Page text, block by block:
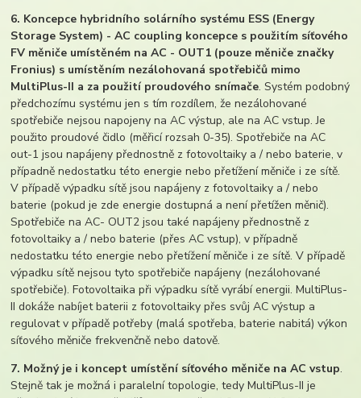
6. Koncepce hybridního solárního systému ESS (Energy
Storage System) - AC coupling koncepce s použitím síťového
FV měniče umístěném na AC - OUT1 (pouze měniče značky
Fronius) s umístěním nezálohovaná spotřebičů mimo
MultiPlus-II a za použití proudového snímače. Systém podobný
předchozímu systému jen s tím rozdílem, že nezálohované
spotřebiče nejsou napojeny na AC výstup, ale na AC vstup. Je
použito proudové čidlo (měřicí rozsah 0-35). Spotřebiče na AC
out-1 jsou napájeny přednostně z fotovoltaiky a / nebo baterie, v
případně nedostatku této energie nebo přetížení měniče i ze sítě.
V případě výpadku sítě jsou napájeny z fotovoltaiky a / nebo
baterie (pokud je zde energie dostupná a není přetížen měnič).
Spotřebiče na AC- OUT2 jsou také napájeny přednostně z
fotovoltaiky a / nebo baterie (přes AC vstup), v případně
nedostatku této energie nebo přetížení měniče i ze sítě. V případě
výpadku sítě nejsou tyto spotřebiče napájeny (nezálohované
spotřebiče). Fotovoltaika při výpadku sítě vyrábí energii. MultiPlus-
II dokáže nabíjet baterii z fotovoltaiky přes svůj AC výstup a
regulovat v případě potřeby (malá spotřeba, baterie nabitá) výkon
síťového měniče frekvenčně nebo datově.
7. Možný je i koncept umístění síťového měniče na AC vstup.
Stejně tak je možná i paralelní topologie, tedy MultiPlus-II je